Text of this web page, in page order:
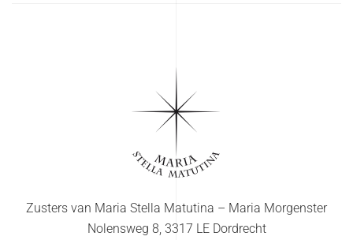
Zusters van Maria Stella Matutina – Maria Morgenster
Nolensweg 8, 3317 LE Dordrecht